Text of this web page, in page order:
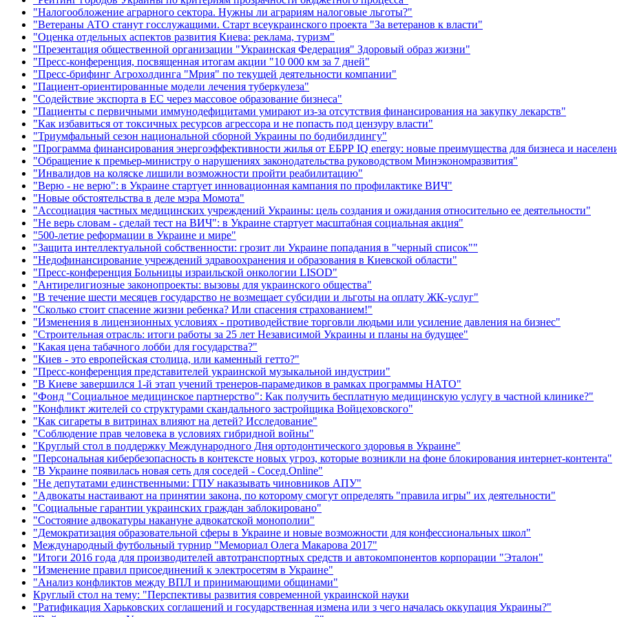
"Налогообложение аграрного сектора. Нужны ли аграриям налоговые льготы?"
"Ветераны АТО станут госслужащими. Старт всеукраинского проекта "За ветеранов к власти"
"Оценка отдельных аспектов развития Киева: реклама, туризм"
"Презентация общественной организации "Украинская Федерация" Здоровый образ жизни"
"Пресс-конференция, посвященная итогам акции "10 000 км за 7 дней"
"Пресс-брифинг Агрохолдинга "Мрия" по текущей деятельности компании"
"Пациент-ориентированные модели лечения туберкулеза"
"Содействие экспорта в ЕС через массовое образование бизнеса"
"Пациенты с первичными иммунодефицитами умирают из-за отсутствия финансирования на закупку лекарств"
"Как избавиться от токсичных ресурсов агрессора и не попасть под цензуру власти"
"Триумфальный сезон национальной сборной Украины по бодибилдингу"
"Программа финансирования энергоэффективности жилья от ЕБРР IQ energy: новые преимущества для бизнеса и
"Обращение к премьер-министру о нарушениях законодательства руководством Минэкономразвития"
"Инвалидов на коляске лишили возможности пройти реабилитацию"
"Верю - не верю": в Украине стартует инновационная кампания по профилактике ВИЧ"
"Новые обстоятельства в деле мэра Момота"
"Ассоциация частных медицинских учреждений Украины: цель создания и ожидания относительно ее деятельности"
"Не верь словам - сделай тест на ВИЧ": в Украине стартует масштабная социальная акция"
"500-летие реформации в Украине и мире"
"Защита интеллектуальной собственности: грозит ли Украине попадания в "черный список""
"Недофинансирование учреждений здравоохранения и образования в Киевской области"
"Пресс-конференция Больницы израильской онкологии LISOD"
"Антирелигиозные законопроекты: вызовы для украинского общества"
"В течение шести месяцев государство не возмещает субсидии и льготы на оплату ЖК-услуг"
"Сколько стоит спасение жизни ребенка? Или спасения страхованием!"
"Изменения в лицензионных условиях - противодействие торговли людьми или усиление давления на бизнес"
"Строительная отрасль: итоги работы за 25 лет Независимой Украины и планы на будущее"
"Какая цена табачного лобби для государства?"
"Киев - это европейская столица, или каменный гетто?"
"Пресс-конференция представителей украинской музыкальной индустрии"
"В Киеве завершился 1-й этап учений тренеров-парамедиков в рамках программы НАТО"
"Фонд "Социальное медицинское партнерство": Как получить бесплатную медицинскую услугу в частной клинике?"
"Конфликт жителей со структурами скандального застройщика Войцеховского"
"Как сигареты в витринах влияют на детей? Исследование"
"Соблюдение прав человека в условиях гибридной войны"
"Круглый стол в поддержку Международного Дня ортодонтического здоровья в Украине"
"Персональная кибербезопасность в контексте новых угроз, которые возникли на фоне блокирования интернет-контента"
"В Украине появилась новая сеть для соседей - Сосед.Online"
"Не депутатами единственными: ГПУ наказывать чиновников АПУ"
"Адвокаты настаивают на принятии закона, по которому смогут определять "правила игры" их деятельности"
"Социальные гарантии украинских граждан заблокировано"
"Состояние адвокатуры накануне адвокатской монополии"
"Демократизация образовательной сферы в Украине и новые возможности для конфессиональных школ"
Международный футбольный турнир "Мемориал Олега Макарова 2017"
"Итоги 2016 года для производителей автотранспортных средств и автокомпонентов корпорации "Эталон"
"Изменение правил присоединений к электросетям в Украине"
"Анализ конфликтов между ВПЛ и принимающими общинами"
Круглый стол на тему: "Перспективы развития современной украинской науки
"Ратификация Харьковских соглашений и государственная измена или з чего началась оккупация Украины?"